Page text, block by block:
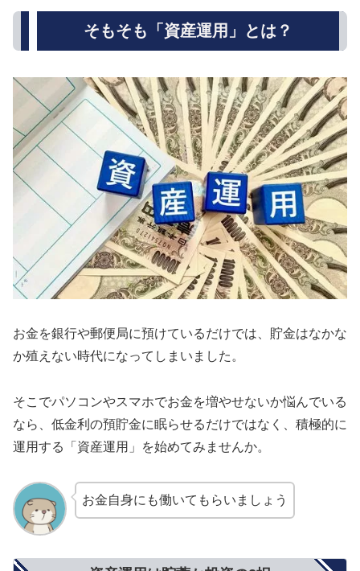
そもそも「資産運用」とは？
お金を銀行や郵便局に預けているだけでは、貯金はなかな
か殖えない時代になってしまいました。
そこでパソコンやスマホでお金を増やせないか悩んでいる
なら、低金利の預貯金に眠らせるだけではなく、積極的に
運用する「資産運用」を始めてみませんか。
お金自身にも働いてもらいましょう